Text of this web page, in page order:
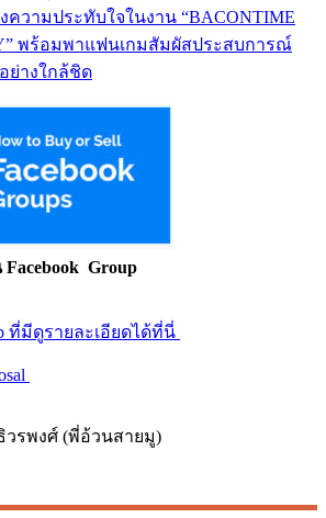
ความประทับใจในงาน “BACONTIME
พร้อมพาแฟนเกมสัมผัสประสบการณ์
อย่างใกล้ชิด
Group
ที่มีดูรายละเอียดได้ที่นี่
รพงศ์ (พี่อ้วนสายมู)